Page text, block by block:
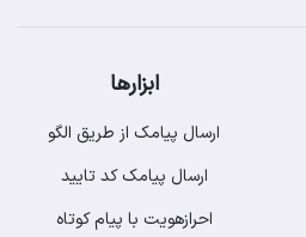
ابزارها
ارسال پیامک از طریق الگو
ارسال پیامک کد تایید
احرازهویت با پیام کوتاه